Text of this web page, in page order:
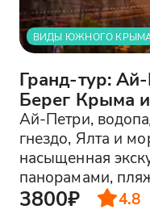
ВИДЫ ЮЖНОГО
Гранд-тур:
Берег Крыма
Ай-Петри,
гнездо, Ялта и
насыщенная
панорамами,
3800₽ 4.8